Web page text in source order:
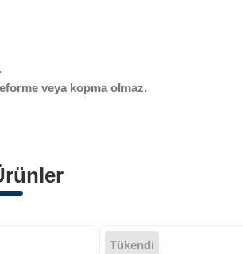
veya kopma olmaz.
Tükendi